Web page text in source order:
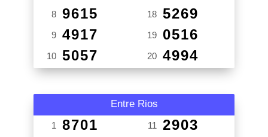
8 9615
9 4917
10 5057
18 5269
19 0516
20 4994
Entre Rios
1 8701 11 2903